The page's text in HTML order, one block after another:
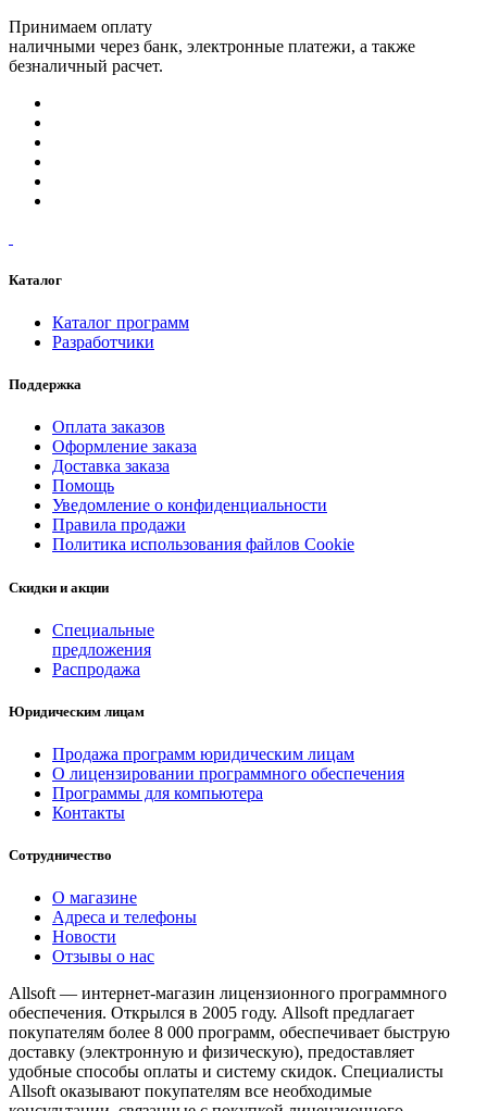
Принимаем оплату
наличными через банк, электронные платежи, а также
безналичный расчет.
Каталог
Каталог программ
Разработчики
Поддержка
Оплата заказов
Оформление заказа
Доставка заказа
Помощь
Уведомление о конфиденциальности
Правила продажи
Политика использования файлов Cookie
Скидки и акции
Специальные
предложения
Распродажа
Юридическим лицам
Продажа программ юридическим лицам
О лицензировании программного обеспечения
Программы для компьютера
Контакты
Сотрудничество
О магазине
Адреса и телефоны
Новости
Отзывы о нас
Allsoft — интернет-магазин лицензионного программного
обеспечения. Открылся в 2005 году. Allsoft предлагает
покупателям более 8 000 программ, обеспечивает быструю
доставку (электронную и физическую), предоставляет
удобные способы оплаты и систему скидок. Специалисты
Allsoft оказывают покупателям все необходимые